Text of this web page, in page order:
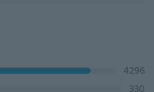
4296
330